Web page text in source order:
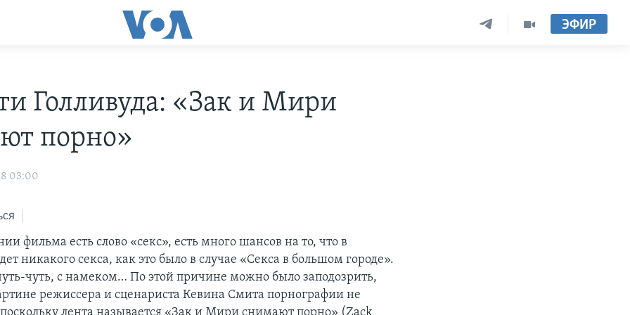
ЭФИР
Голливуда: «Зак и Мири
порно»
03:00
фильма есть слово «cекс», есть много шансов на то, что в
никакого секса, как это было в случае «Секса в большом городе».
чуть, с намеком… По этой причине можно было заподозрить,
режиссера и сценариста Кевина Смита порнографии не